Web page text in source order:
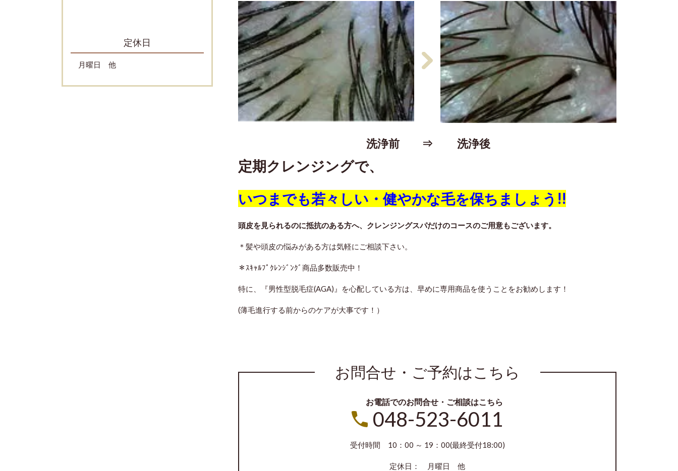
洗浄前 ⇒ 洗浄後
定期クレンジングで、
いつまでも若々しい・健やかな毛を保ちましょう!!
頭皮を見られるのに抵抗のある方へ、クレンジングスパだけのコースのご用意もございます。
＊髪や頭皮の悩みがある方は気軽にご相談下さい。
＊ｽｷｬﾙﾌﾟｸﾚﾝｼﾞﾝｸﾞ商品多数販売中！
特に、『男性型脱毛症(AGA)』を心配している方は、早めに専用商品を使うことをお勧めします！
(薄毛進行する前からのケアが大事です！）
お問合せ・ご予約はこちら
お電話でのお問合せ・ご相談はこちら
048-523-6011
受付時間 10：00 ～ 19：00(最終受付18:00)
定休日： 月曜日 他
定休日
月曜日 他